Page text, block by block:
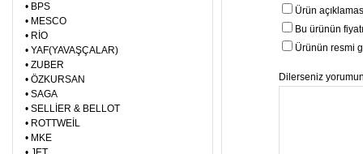
• BPS
• MESCO
• RİO
• YAF(YAVAŞÇALAR)
• ZUBER
• ÖZKURSAN
• SAGA
• SELLİER & BELLOT
• ROTTWEİL
• MKE
Ürün
Bu ürünün
Ürünün resmi
Dilerseniz